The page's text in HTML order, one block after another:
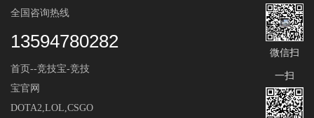
全国咨询热线
13594780282
首页--竞技宝-竞技
宝官网
DOTA2,LOL,CSGO
微信扫
一扫